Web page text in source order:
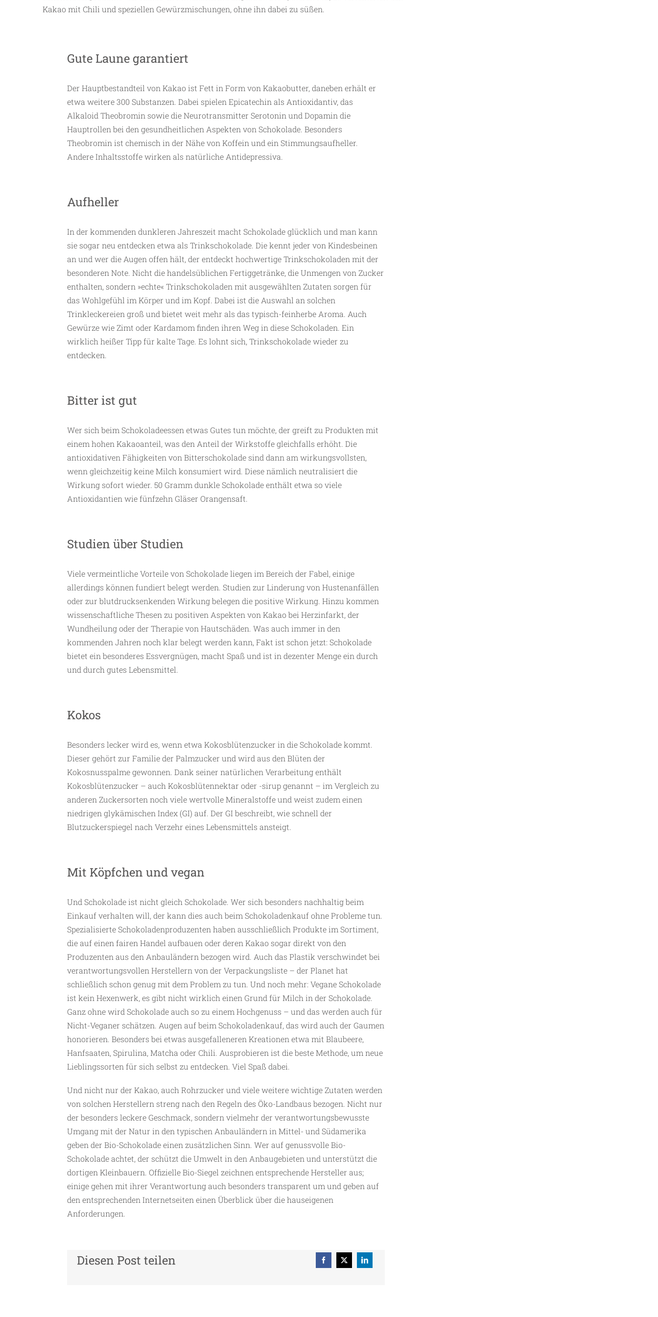
Kakao mit Chili und speziellen Gewürzmischungen, ohne ihn dabei zu süßen.
Gute Laune garantiert
Der Hauptbestandteil von Kakao ist Fett in Form von Kakaobutter, daneben erhält er
etwa weitere 300 Substanzen. Dabei spielen Epicatechin als Antioxidantiv, das
Alkaloid Theobromin sowie die Neurotransmitter Serotonin und Dopamin die
Hauptrollen bei den gesundheitlichen Aspekten von Schokolade. Besonders
Theobromin ist chemisch in der Nähe von Koffein und ein Stimmungsaufheller.
Andere Inhaltsstoffe wirken als natürliche Antidepressiva.
Aufheller
In der kommenden dunkleren Jahreszeit macht Schokolade glücklich und man kann
sie sogar neu entdecken etwa als Trinkschokolade. Die kennt jeder von Kindesbeinen
an und wer die Augen offen hält, der entdeckt hochwertige Trinkschokoladen mit der
besonderen Note. Nicht die handelsüblichen Fertiggetränke, die Unmengen von Zucker
enthalten, sondern »echte« Trinkschokoladen mit ausgewählten Zutaten sorgen für
das Wohlgefühl im Körper und im Kopf. Dabei ist die Auswahl an solchen
Trinkleckereien groß und bietet weit mehr als das typisch-feinherbe Aroma. Auch
Gewürze wie Zimt oder Kardamom finden ihren Weg in diese Schokoladen. Ein
wirklich heißer Tipp für kalte Tage. Es lohnt sich, Trinkschokolade wieder zu
entdecken.
Bitter ist gut
Wer sich beim Schokoladeessen etwas Gutes tun möchte, der greift zu Produkten mit
einem hohen Kakaoanteil, was den Anteil der Wirkstoffe gleichfalls erhöht. Die
antioxidativen Fähigkeiten von Bitterschokolade sind dann am wirkungsvollsten,
wenn gleichzeitig keine Milch konsumiert wird. Diese nämlich neutralisiert die
Wirkung sofort wieder. 50 Gramm dunkle Schokolade enthält etwa so viele
Antioxidantien wie fünfzehn Gläser Orangensaft.
Studien über Studien
Viele vermeintliche Vorteile von Schokolade liegen im Bereich der Fabel, einige
allerdings können fundiert belegt werden. Studien zur Linderung von Hustenanfällen
oder zur blutdrucksenkenden Wirkung belegen die positive Wirkung. Hinzu kommen
wissenschaftliche Thesen zu positiven Aspekten von Kakao bei Herzinfarkt, der
Wundheilung oder der Therapie von Hautschäden. Was auch immer in den
kommenden Jahren noch klar belegt werden kann, Fakt ist schon jetzt: Schokolade
bietet ein besonderes Essvergnügen, macht Spaß und ist in dezenter Menge ein durch
und durch gutes Lebensmittel.
Kokos
Besonders lecker wird es, wenn etwa Kokosblütenzucker in die Schokolade kommt.
Dieser gehört zur Familie der Palmzucker und wird aus den Blüten der
Kokosnusspalme gewonnen. Dank seiner natürlichen Verarbeitung enthält
Kokosblütenzucker – auch Kokosblütennektar oder -sirup genannt – im Vergleich zu
anderen Zuckersorten noch viele wertvolle Mineralstoffe und weist zudem einen
niedrigen glykämischen Index (GI) auf. Der GI beschreibt, wie schnell der
Blutzuckerspiegel nach Verzehr eines Lebensmittels ansteigt.
Mit Köpfchen und vegan
Und Schokolade ist nicht gleich Schokolade. Wer sich besonders nachhaltig beim
Einkauf verhalten will, der kann dies auch beim Schokoladenkauf ohne Probleme tun.
Spezialisierte Schokoladenproduzenten haben ausschließlich Produkte im Sortiment,
die auf einen fairen Handel aufbauen oder deren Kakao sogar direkt von den
Produzenten aus den Anbauländern bezogen wird. Auch das Plastik verschwindet bei
verantwortungsvollen Herstellern von der Verpackungsliste – der Planet hat
schließlich schon genug mit dem Problem zu tun. Und noch mehr: Vegane Schokolade
ist kein Hexenwerk, es gibt nicht wirklich einen Grund für Milch in der Schokolade.
Ganz ohne wird Schokolade auch so zu einem Hochgenuss – und das werden auch für
Nicht-Veganer schätzen. Augen auf beim Schokoladenkauf, das wird auch der Gaumen
honorieren. Besonders bei etwas ausgefalleneren Kreationen etwa mit Blaubeere,
Hanfsaaten, Spirulina, Matcha oder Chili. Ausprobieren ist die beste Methode, um neue
Lieblingssorten für sich selbst zu entdecken. Viel Spaß dabei.
Und nicht nur der Kakao, auch Rohrzucker und viele weitere wichtige Zutaten werden
von solchen Herstellern streng nach den Regeln des Öko-Landbaus bezogen. Nicht nur
der besonders leckere Geschmack, sondern vielmehr der verantwortungsbewusste
Umgang mit der Natur in den typischen Anbauländern in Mittel- und Südamerika
geben der Bio-Schokolade einen zusätzlichen Sinn. Wer auf genussvolle Bio-
Schokolade achtet, der schützt die Umwelt in den Anbaugebieten und unterstützt die
dortigen Kleinbauern. Offizielle Bio-Siegel zeichnen entsprechende Hersteller aus;
einige gehen mit ihrer Verantwortung auch besonders transparent um und geben auf
den entsprechenden Internetseiten einen Überblick über die hauseigenen
Anforderungen.
Diesen Post teilen